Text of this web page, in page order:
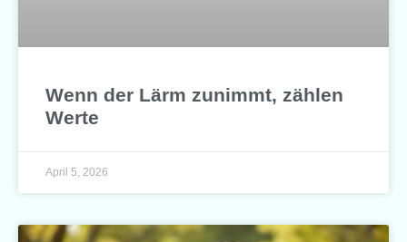
Wenn der Lärm zunimmt, zählen
Werte
April 5, 2026